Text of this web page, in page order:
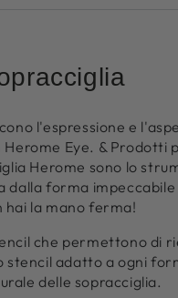
l'espressione e
Eye. & Prodotti
Herome sono lo
dalla forma impeccabile
hai la mano ferma!
che permettono di
stencil adatto a ogni
delle sopracciglia.